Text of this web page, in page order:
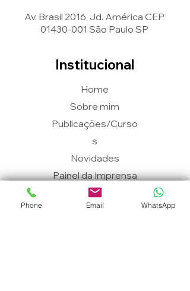
Av. Brasil 2016, Jd. América CEP
01430-001 São Paulo SP
Institucional
Home
Sobre mim
Publicações/Curso
s
Novidades
Painel da Imprensa
Vídeos
Phone Email WhatsApp